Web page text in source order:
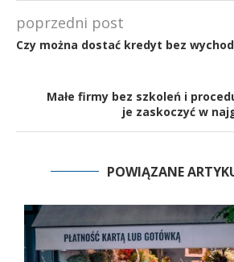
poprzedni post
Czy można dostać kredyt bez
Małe firmy bez szkoleń i
je zaskoczyć w
POWIĄZANE